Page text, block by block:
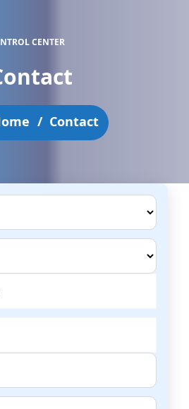
CENTER
/ Contact